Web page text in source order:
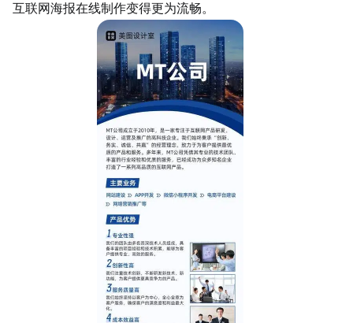
互联网海报在线制作变得更为流畅。